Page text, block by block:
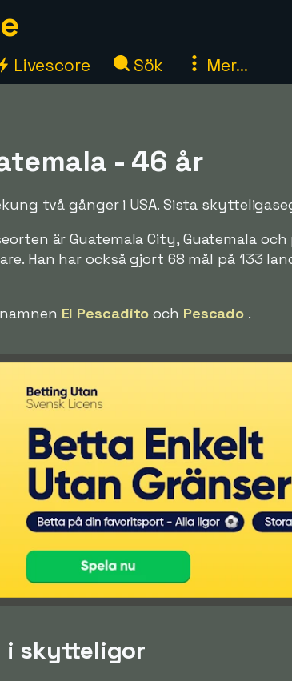
Livescore Sök Mer...
- 46 år
två gånger i USA. Sista
är Guatemala City, Guatemala
Han har också gjort 68 mål på 133
El Pescadito och Pescado .
i skytteligor